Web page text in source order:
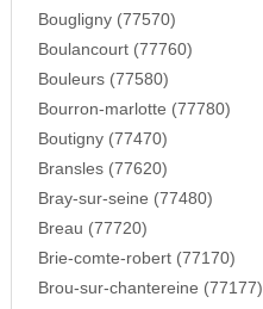
Bougligny (77570)
Boulancourt (77760)
Bouleurs (77580)
Bourron-marlotte (77780)
Boutigny (77470)
Bransles (77620)
Bray-sur-seine (77480)
Breau (77720)
Brie-comte-robert (77170)
Brou-sur-chantereine (77177)